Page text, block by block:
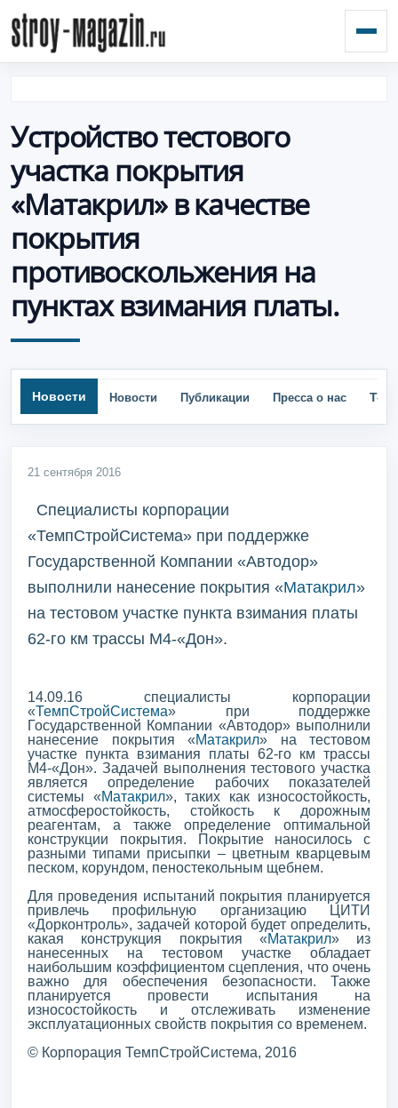
Устройство тестового
участка покрытия
«Матакрил» в качестве
покрытия
противоскольжения на
пунктах взимания платы.
Новости Новости Публикации Пресса о нас
21 сентября 2016
Специалисты корпорации
«ТемпСтройСистема» при поддержке
Государственной Компании «Автодор»
выполнили нанесение покрытия «Матакрил»
на тестовом участке пункта взимания платы
62-го км трассы М4-«Дон».
14.09.16 специалисты корпорации
«ТемпСтройСистема» при поддержке
Государственной Компании «Автодор» выполнили
нанесение покрытия «Матакрил» на тестовом
участке пункта взимания платы 62-го км трассы
М4-«Дон». Задачей выполнения тестового участка
является определение рабочих показателей
системы «Матакрил», таких как износостойкость,
атмосферостойкость, стойкость к дорожным
реагентам, а также определение оптимальной
конструкции покрытия. Покрытие наносилось с
разными типами присыпки – цветным кварцевым
песком, корундом, пеностекольным щебнем.
Для проведения испытаний покрытия планируется
привлечь профильную организацию ЦИТИ
«Дорконтроль», задачей которой будет определить,
какая конструкция покрытия «Матакрил» из
нанесенных на тестовом участке обладает
наибольшим коэффициентом сцепления, что очень
важно для обеспечения безопасности. Также
планируется провести испытания на
износостойкость и отслеживать изменение
эксплуатационных свойств покрытия со временем.
© Корпорация ТемпСтройСистема, 2016